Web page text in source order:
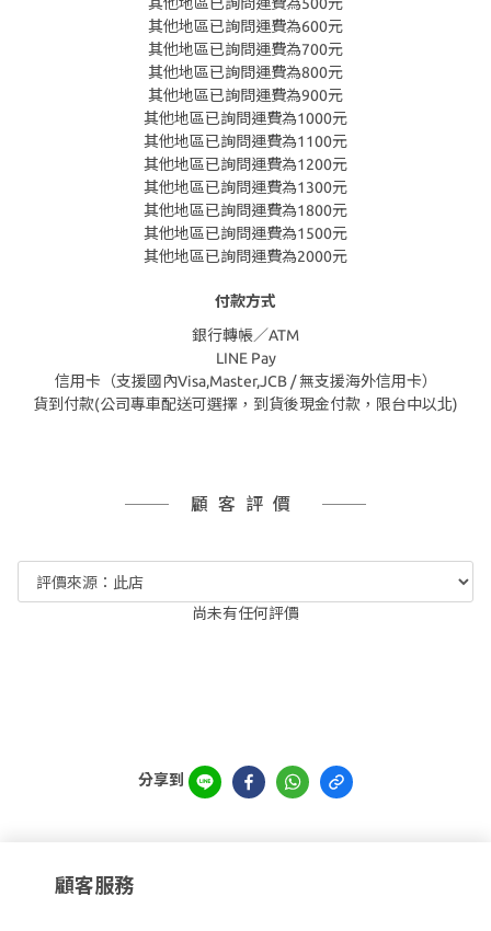
其他地區已詢問運費為600元
其他地區已詢問運費為700元
其他地區已詢問運費為800元
其他地區已詢問運費為900元
其他地區已詢問運費為1000元
其他地區已詢問運費為1100元
其他地區已詢問運費為1200元
其他地區已詢問運費為1300元
其他地區已詢問運費為1800元
其他地區已詢問運費為1500元
其他地區已詢問運費為2000元
付款方式
銀行轉帳／ATM
LINE Pay
信用卡（支援國內Visa,Master,JCB / 無支援海外信用卡）
貨到付款(公司專車配送可選擇，到貨後現金付款，限台中以北)
顧客評價
尚未有任何評價
分享到
顧客服務